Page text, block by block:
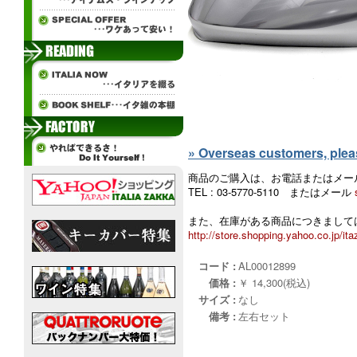
» Overseas customers,
商品のご購入は、お電話またはメ
TEL : 03-5770-5110 またはメール
また、在庫がある商品につきまし
http://store.shopping.yahoo.co.jp/
コード : AL00012899
価格 : ￥ 14,300(税込)
サイズ : なし
備考 : 左右セット